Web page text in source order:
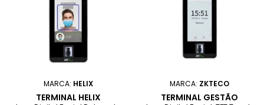
MARCA: HELIX
TERMINAL HELIX
MARCA: ZKTECO
TERMINAL GESTÃO